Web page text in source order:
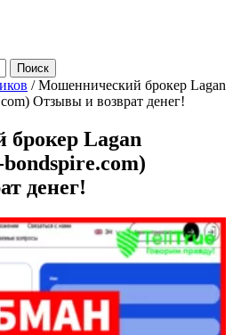
/Мошеннический брокер Lagan
Отзывы и возврат денег!
Lagan
денег!